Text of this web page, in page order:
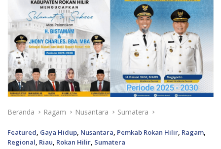
Beranda Ragam Nusantara Sumatera
Featured Gaya Hidup Nusantara Pemkab Rokan Hilir Ragam
Regional Riau Rokan Hilir Sumatera